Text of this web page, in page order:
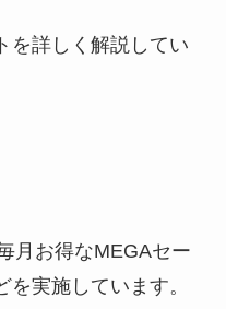
を詳しく解説してい
月お得なMEGAセー
実施しています。